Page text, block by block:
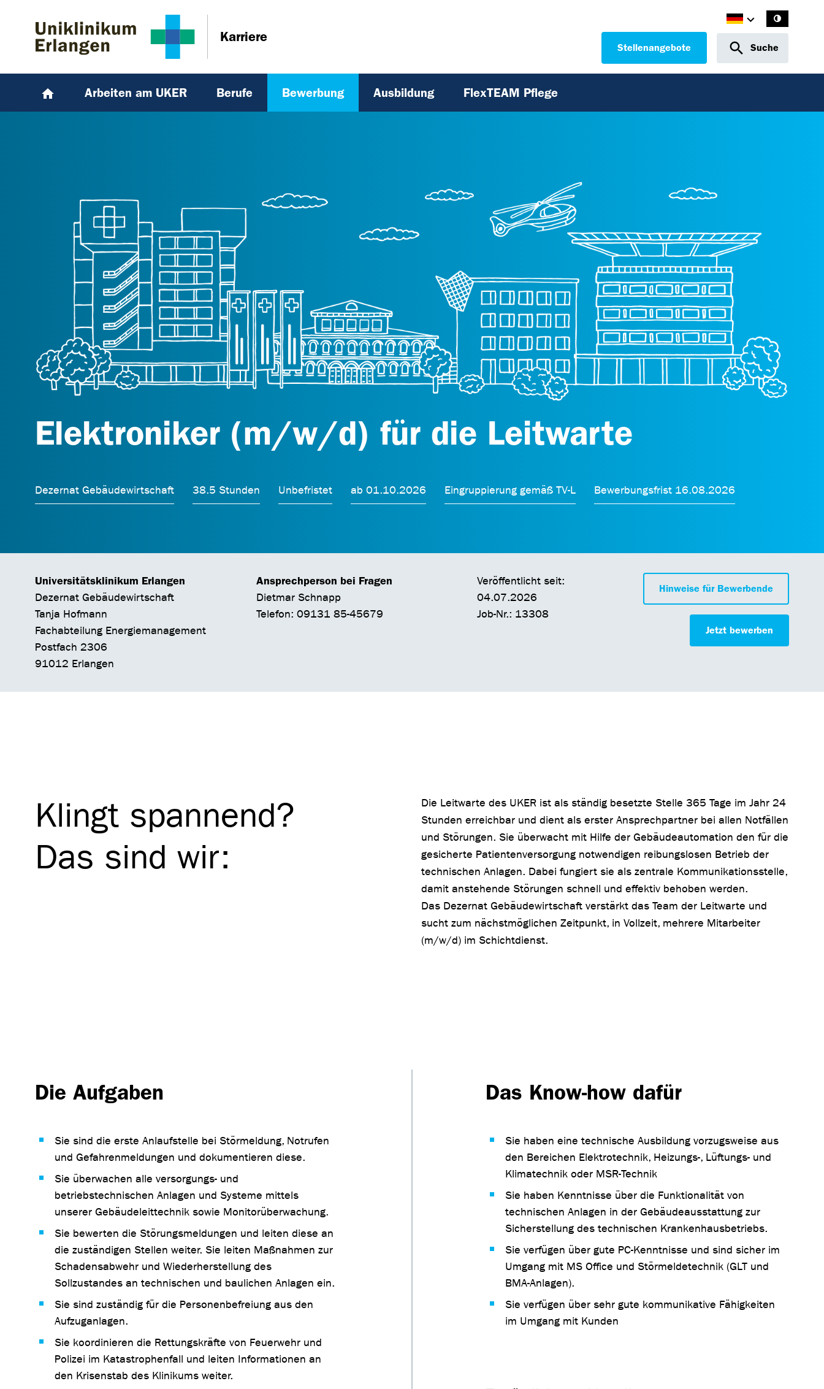
Karriere
Stellenangebote Suche
Arbeiten am UKER Berufe Bewerbung Ausbildung FlexTEAM Pflege
Elektroniker (m/w/d) für die Leitwarte
Dezernat Gebäudewirtschaft 38.5 Stunden Unbefristet ab 01.10.2026 Eingruppierung gemäß TV-L Bewerbungsfrist 16.08.2026
Universitätsklinikum Erlangen
Dezernat Gebäudewirtschaft
Tanja Hofmann
Fachabteilung Energiemanagement
Postfach 2306
91012 Erlangen
Ansprechperson bei Fragen
Dietmar Schnapp
Telefon: 09131 85-45679
Veröffentlicht seit:
04.07.2026
Job-Nr.: 13308
Hinweise für Bewerbende
Jetzt bewerben
Klingt spannend?
Das sind wir:
Die Leitwarte des UKER ist als ständig besetzte Stelle 365 Tage im Jahr 24
Stunden erreichbar und dient als erster Ansprechpartner bei allen Notfällen
und Störungen. Sie überwacht mit Hilfe der Gebäudeautomation den für die
gesicherte Patientenversorgung notwendigen reibungslosen Betrieb der
technischen Anlagen. Dabei fungiert sie als zentrale Kommunikationsstelle,
damit anstehende Störungen schnell und effektiv behoben werden.
Das Dezernat Gebäudewirtschaft verstärkt das Team der Leitwarte und
sucht zum nächstmöglichen Zeitpunkt, in Vollzeit, mehrere Mitarbeiter
(m/w/d) im Schichtdienst.
Die Aufgaben
Sie sind die erste Anlaufstelle bei Störmeldung, Notrufen
und Gefahrenmeldungen und dokumentieren diese.
Sie überwachen alle versorgungs- und
betriebstechnischen Anlagen und Systeme mittels
unserer Gebäudeleittechnik sowie Monitorüberwachung.
Sie bewerten die Störungsmeldungen und leiten diese an
die zuständigen Stellen weiter. Sie leiten Maßnahmen zur
Schadensabwehr und Wiederherstellung des
Sollzustandes an technischen und baulichen Anlagen ein.
Sie sind zuständig für die Personenbefreiung aus den
Aufzuganlagen.
Sie koordinieren die Rettungskräfte von Feuerwehr und
Polizei im Katastrophenfall und leiten Informationen an
den Krisenstab des Klinikums weiter.
Das Know-how dafür
Sie haben eine technische Ausbildung vorzugsweise aus
den Bereichen Elektrotechnik, Heizungs-, Lüftungs- und
Klimatechnik oder MSR-Technik
Sie haben Kenntnisse über die Funktionalität von
technischen Anlagen in der Gebäudeausstattung zur
Sicherstellung des technischen Krankenhausbetriebs.
Sie verfügen über gute PC-Kenntnisse und sind sicher im
Umgang mit MS Office und Störmeldetechnik (GLT und
BMA-Anlagen).
Sie verfügen über sehr gute kommunikative Fähigkeiten
im Umgang mit Kunden